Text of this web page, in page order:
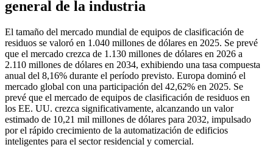
general de la industria
El tamaño del mercado mundial de equipos de clasificación de
residuos se valoró en 1.040 millones de dólares en 2025. Se prevé
que el mercado crezca de 1.130 millones de dólares en 2026 a
2.110 millones de dólares en 2034, exhibiendo una tasa compuesta
anual del 8,16% durante el período previsto. Europa dominó el
mercado global con una participación del 42,62% en 2025. Se
prevé que el mercado de equipos de clasificación de residuos en
los EE. UU. crezca significativamente, alcanzando un valor
estimado de 10,21 mil millones de dólares para 2032, impulsado
por el rápido crecimiento de la automatización de edificios
inteligentes para el sector residencial y comercial.